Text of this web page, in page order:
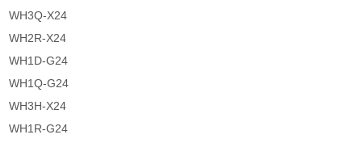
WH3Q-X24
WH2R-X24
WH1D-G24
WH1Q-G24
WH3H-X24
WH1R-G24